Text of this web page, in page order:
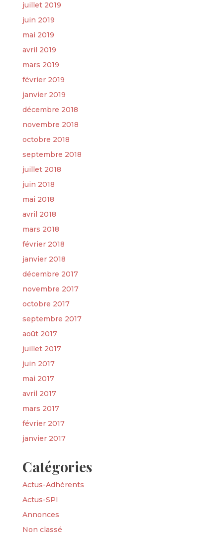
juillet 2019
juin 2019
mai 2019
avril 2019
mars 2019
février 2019
janvier 2019
décembre 2018
novembre 2018
octobre 2018
septembre 2018
juillet 2018
juin 2018
mai 2018
avril 2018
mars 2018
février 2018
janvier 2018
décembre 2017
novembre 2017
octobre 2017
septembre 2017
août 2017
juillet 2017
juin 2017
mai 2017
avril 2017
mars 2017
février 2017
janvier 2017
Catégories
Actus-Adhérents
Actus-SPI
Annonces
Non classé